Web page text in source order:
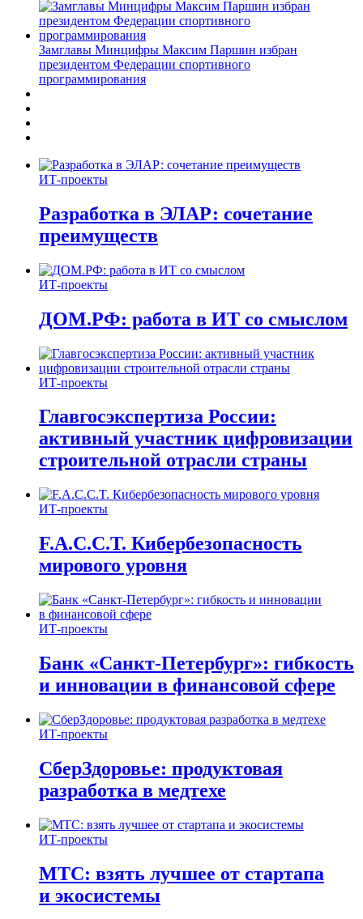
Замглавы Минцифры Максим Паршин избран
президентом Федерации спортивного
программирования
ИТ-проекты
Разработка в ЭЛАР: сочетание
преимуществ
ИТ-проекты
ДОМ.РФ: работа в ИТ со смыслом
ИТ-проекты
Главгосэкспертиза России:
активный участник цифровизации
строительной отрасли страны
ИТ-проекты
F.A.C.C.T. Кибербезопасность
мирового уровня
ИТ-проекты
Банк «Санкт-Петербург»: гибкость
и инновации в финансовой сфере
ИТ-проекты
СберЗдоровье: продуктовая
разработка в медтехе
ИТ-проекты
МТС: взять лучшее от стартапа
и экосистемы